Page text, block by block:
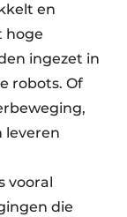
en
hoge
ingezet in
robots. Of
leveren
vooral
die